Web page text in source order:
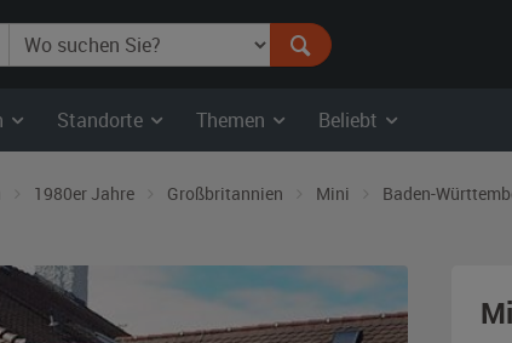
Standorte Themen Beliebt
1980er Jahre Großbritannien Mini Baden-